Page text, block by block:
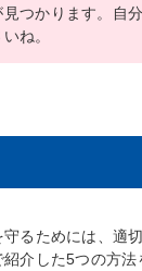
つかります。自
ね。
るためには、適
介した5つの方